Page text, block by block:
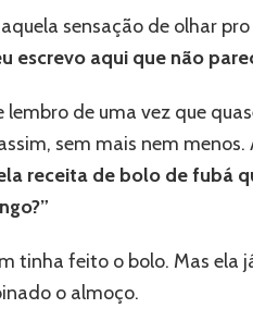
sensação de olhar
escrevo aqui que não
lembro de uma vez que
sem mais nem
receita de bolo de fubá
tinha feito o bolo. Mas
o almoço.